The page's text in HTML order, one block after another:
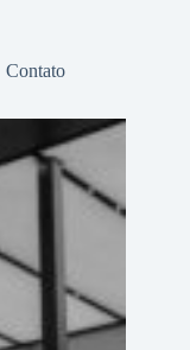
Contato